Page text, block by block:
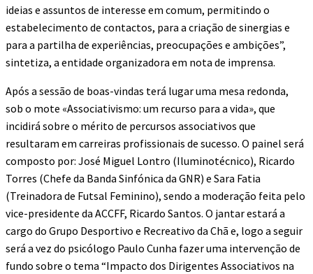
ideias e assuntos de interesse em comum, permitindo o
estabelecimento de contactos, para a criação de sinergias e
para a partilha de experiências, preocupações e ambições”,
sintetiza, a entidade organizadora em nota de imprensa.
Após a sessão de boas-vindas terá lugar uma mesa redonda,
sob o mote «Associativismo: um recurso para a vida», que
incidirá sobre o mérito de percursos associativos que
resultaram em carreiras profissionais de sucesso. O painel será
composto por: José Miguel Lontro (Iluminotécnico), Ricardo
Torres (Chefe da Banda Sinfónica da GNR) e Sara Fatia
(Treinadora de Futsal Feminino), sendo a moderação feita pelo
vice-presidente da ACCFF, Ricardo Santos. O jantar estará a
cargo do Grupo Desportivo e Recreativo da Chã e, logo a seguir
será a vez do psicólogo Paulo Cunha fazer uma intervenção de
fundo sobre o tema “Impacto dos Dirigentes Associativos na